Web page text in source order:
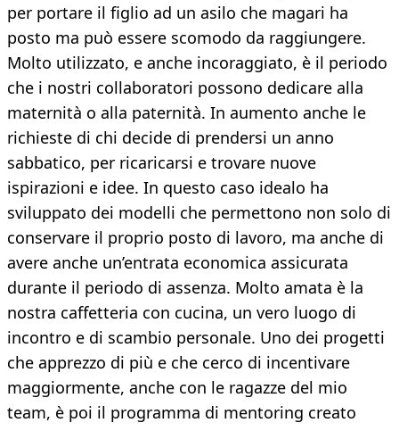
per portare il figlio ad un asilo che magari ha
posto ma può essere scomodo da raggiungere.
Molto utilizzato, e anche incoraggiato, è il periodo
che i nostri collaboratori possono dedicare alla
maternità o alla paternità. In aumento anche le
richieste di chi decide di prendersi un anno
sabbatico, per ricaricarsi e trovare nuove
ispirazioni e idee. In questo caso idealo ha
sviluppato dei modelli che permettono non solo di
conservare il proprio posto di lavoro, ma anche di
avere anche un’entrata economica assicurata
durante il periodo di assenza. Molto amata è la
nostra caffetteria con cucina, un vero luogo di
incontro e di scambio personale. Uno dei progetti
che apprezzo di più e che cerco di incentivare
maggiormente, anche con le ragazze del mio
team, è poi il programma di mentoring creato